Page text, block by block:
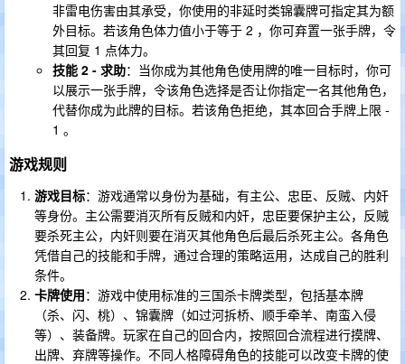
非雷电伤害由其承受，你使用的非延时类锦囊牌可指定其为额
外目标。若该角色体力值小于等于 2 ，你可弃置一张手牌，令
其回复 1 点体力。
技能 2 - 求助：当你成为其他角色使用牌的唯一目标时，你可
以展示一张手牌，令该角色选择是否让你指定一名其他角色，
代替你成为此牌的目标。若该角色拒绝，其本回合手牌上限 -
1 。
游戏规则
游戏目标：游戏通常以身份为基础，有主公、忠臣、反贼、内奸
等身份。主公需要消灭所有反贼和内奸，忠臣要保护主公，反贼
要杀死主公，内奸则要在消灭其他角色后最后杀死主公。各角色
凭借自己的技能和手牌，通过合理的策略运用，达成自己的胜利
条件。
卡牌使用：游戏中使用标准的三国杀卡牌类型，包括基本牌
（杀、闪、桃）、锦囊牌（如过河拆桥、顺手牵羊、南蛮入侵
等）、装备牌。玩家在自己的回合内，按照回合流程进行摸牌、
出牌、弃牌等操作。不同人格障碍角色的技能可以改变卡牌的使